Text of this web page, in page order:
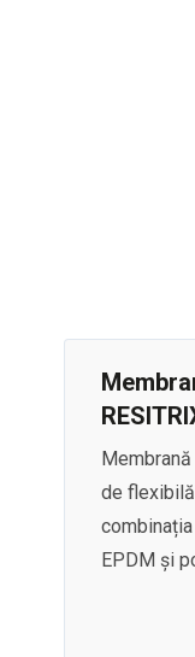
de
EPDM și